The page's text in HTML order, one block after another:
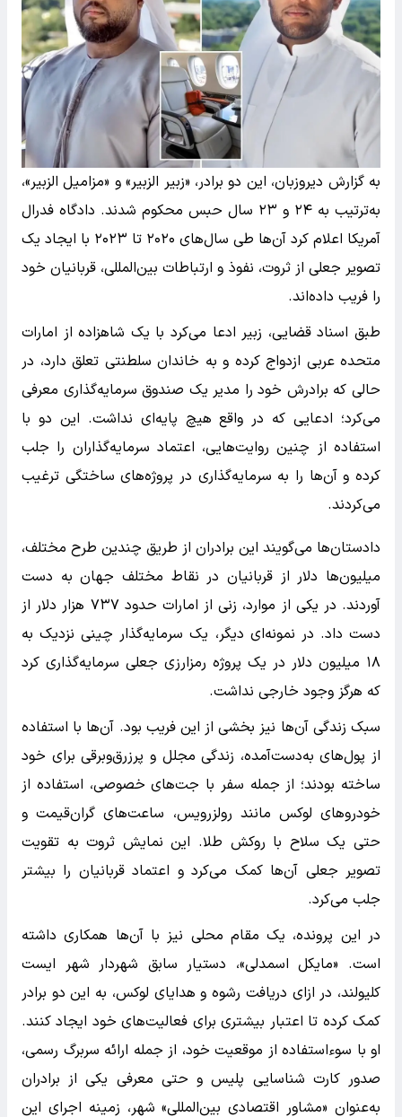
به گزارش دیروزبان، این دو برادر، «زبیر الزبیر» و «مزامیل الزبیر»،
به‌ترتیب به ۲۴ و ۲۳ سال حبس محکوم شدند. دادگاه فدرال
آمریکا اعلام کرد آن‌ها طی سال‌های ۲۰۲۰ تا ۲۰۲۳ با ایجاد یک
تصویر جعلی از ثروت، نفوذ و ارتباطات بین‌المللی، قربانیان خود
را فریب داده‌اند.
طبق اسناد قضایی، زبیر ادعا می‌کرد با یک شاهزاده از امارات
متحده عربی ازدواج کرده و به خاندان سلطنتی تعلق دارد، در
حالی که برادرش خود را مدیر یک صندوق سرمایه‌گذاری معرفی
می‌کرد؛ ادعایی که در واقع هیچ پایه‌ای نداشت. این دو با
استفاده از چنین روایت‌هایی، اعتماد سرمایه‌گذاران را جلب
کرده و آن‌ها را به سرمایه‌گذاری در پروژه‌های ساختگی ترغیب
می‌کردند.
دادستان‌ها می‌گویند این برادران از طریق چندین طرح مختلف،
میلیون‌ها دلار از قربانیان در نقاط مختلف جهان به دست
آوردند. در یکی از موارد، زنی از امارات حدود ۷۳۷ هزار دلار از
دست داد. در نمونه‌ای دیگر، یک سرمایه‌گذار چینی نزدیک به
۱۸ میلیون دلار در یک پروژه رمزارزی جعلی سرمایه‌گذاری کرد
که هرگز وجود خارجی نداشت.
سبک زندگی آن‌ها نیز بخشی از این فریب بود. آن‌ها با استفاده
از پول‌های به‌دست‌آمده، زندگی مجلل و پرزرق‌وبرقی برای خود
ساخته بودند؛ از جمله سفر با جت‌های خصوصی، استفاده از
خودروهای لوکس مانند رولزرویس، ساعت‌های گران‌قیمت و
حتی یک سلاح با روکش طلا. این نمایش ثروت به تقویت
تصویر جعلی آن‌ها کمک می‌کرد و اعتماد قربانیان را بیشتر
جلب می‌کرد.
در این پرونده، یک مقام محلی نیز با آن‌ها همکاری داشته
است. «مایکل اسمدلی»، دستیار سابق شهردار شهر ایست
کلیولند، در ازای دریافت رشوه و هدایای لوکس، به این دو برادر
کمک کرده تا اعتبار بیشتری برای فعالیت‌های خود ایجاد کنند.
او با سوءاستفاده از موقعیت خود، از جمله ارائه سربرگ رسمی،
صدور کارت شناسایی پلیس و حتی معرفی یکی از برادران
به‌عنوان «مشاور اقتصادی بین‌المللی» شهر، زمینه اجرای این